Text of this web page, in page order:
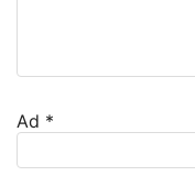
Ad *